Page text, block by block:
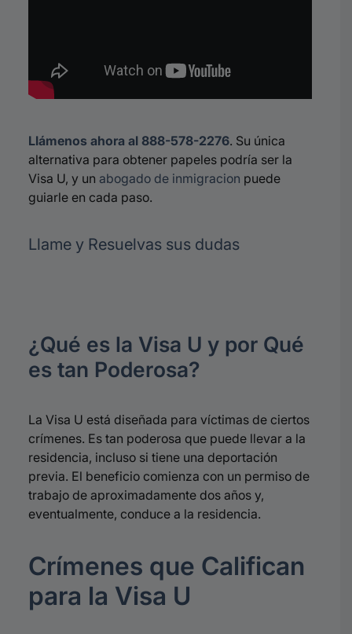
Llámenos ahora al 888-578-2276. Su única
alternativa para obtener papeles podría ser la
Visa U, y un abogado de inmigracion puede
guiarle en cada paso.
Llame y Resuelvas sus dudas
¿Qué es la Visa U y por Qué
es tan Poderosa?
La Visa U está diseñada para víctimas de ciertos
crímenes. Es tan poderosa que puede llevar a la
residencia, incluso si tiene una deportación
previa. El beneficio comienza con un permiso de
trabajo de aproximadamente dos años y,
eventualmente, conduce a la residencia.
Crímenes que Califican
para la Visa U